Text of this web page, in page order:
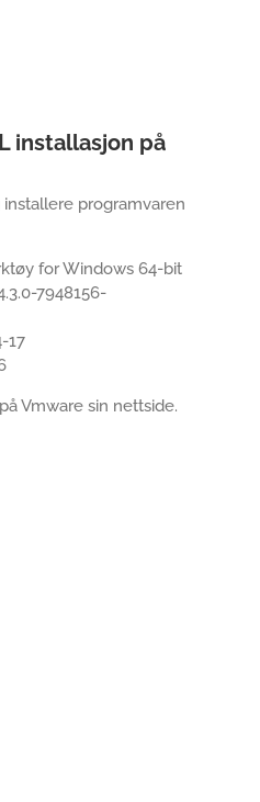
installasjon på
programvaren
for Windows 64-bit
7948156-
17
Vmware sin nettside.